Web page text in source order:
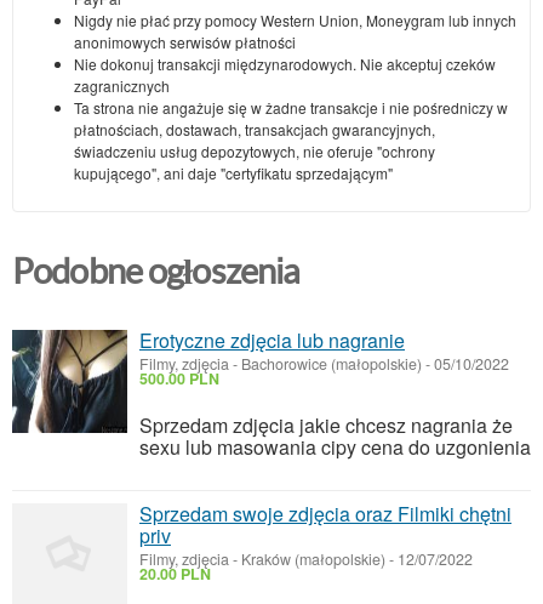
Nigdy nie płać przy pomocy Western Union, Moneygram lub innych
anonimowych serwisów płatności
Nie dokonuj transakcji międzynarodowych. Nie akceptuj czeków
zagranicznych
Ta strona nie angażuje się w żadne transakcje i nie pośredniczy w
płatnościach, dostawach, transakcjach gwarancyjnych,
świadczeniu usług depozytowych, nie oferuje "ochrony
kupującego", ani daje "certyfikatu sprzedającym"
Podobne ogłoszenia
Erotyczne zdjęcia lub nagranie
Filmy, zdjęcia- Bachorowice (małopolskie) -05/10/2022
500.00 PLN
Sprzedam zdjęcia jakie chcesz nagrania że
sexu lub masowania cipy cena do uzgonienia
Sprzedam swoje zdjęcia oraz Filmiki chętni
priv
Filmy, zdjęcia- Kraków (małopolskie) - 12/07/2022
20.00 PLN